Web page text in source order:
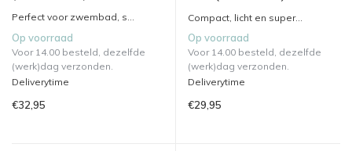
Perfect voor zwembad, s...
Op voorraad
Voor 14.00 besteld, dezelfde
(werk)dag verzonden.
Deliverytime
€32,95
Compact, licht en super...
Op voorraad
Voor 14.00 besteld, dezelfde
(werk)dag verzonden.
Deliverytime
€29,95